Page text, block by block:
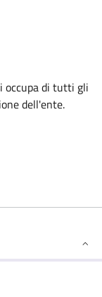
occupa di tutti gli
dell'ente.